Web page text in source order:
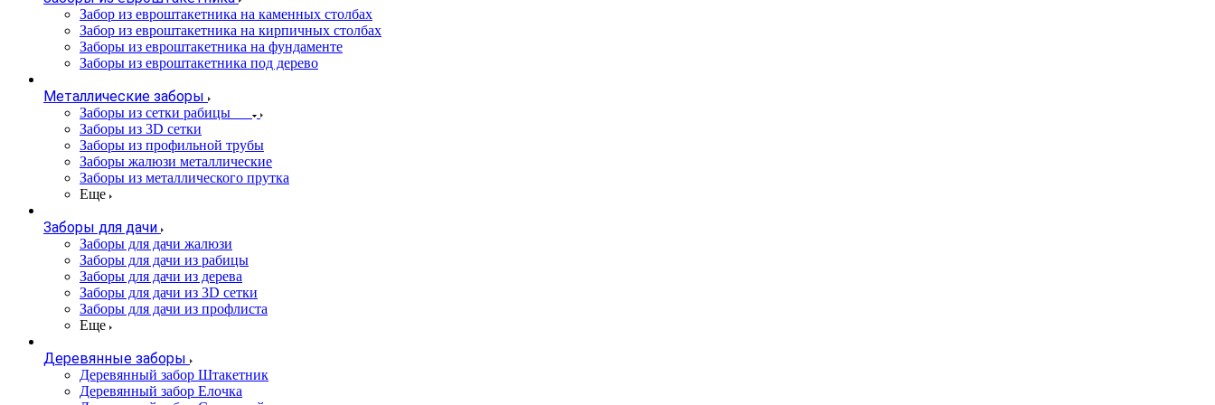
Забор из евроштакетника на каменных столбах
Забор из евроштакетника на кирпичных столбах
Заборы из евроштакетника на фундаменте
Заборы из евроштакетника под дерево
Металлические заборы
Заборы из сетки рабицы
Заборы из 3D сетки
Заборы из профильной трубы
Заборы жалюзи металлические
Заборы из металлического прутка
Еще
Заборы для дачи
Заборы для дачи жалюзи
Заборы для дачи из рабицы
Заборы для дачи из дерева
Заборы для дачи из 3D сетки
Заборы для дачи из профлиста
Еще
Деревянные заборы
Деревянный забор Штакетник
Деревянный забор Елочка